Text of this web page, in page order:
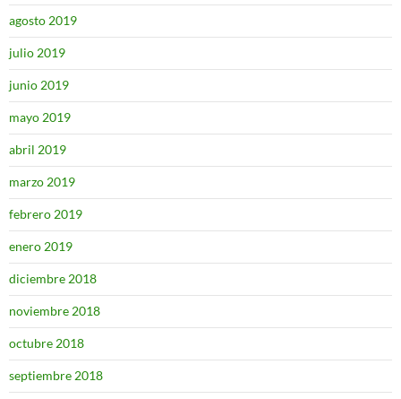
agosto 2019
julio 2019
junio 2019
mayo 2019
abril 2019
marzo 2019
febrero 2019
enero 2019
diciembre 2018
noviembre 2018
octubre 2018
septiembre 2018